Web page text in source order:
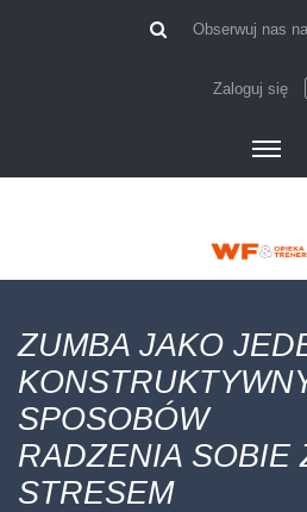
Obserwuj nas
Zaloguj się
ZUMBA JAKO
SPOSOBÓW
RADZENIA SOBIE
STRESEM